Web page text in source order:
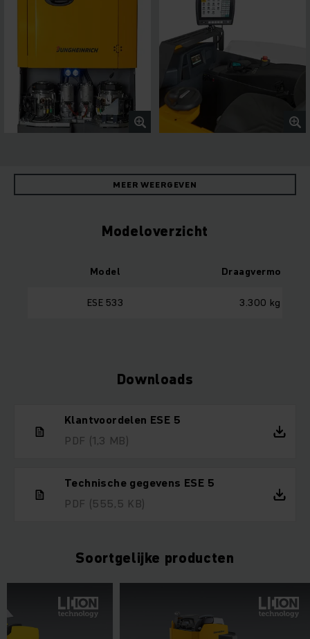
MEER WEERGEVEN
Modeloverzicht
Model Draagvermogen
ESE 533 3.300 kg
Downloads
Klantvoordelen ESE 5
PDF (1,3 MB)
Technische gegevens ESE 5
PDF (555,5 KB)
Soortgelijke producten